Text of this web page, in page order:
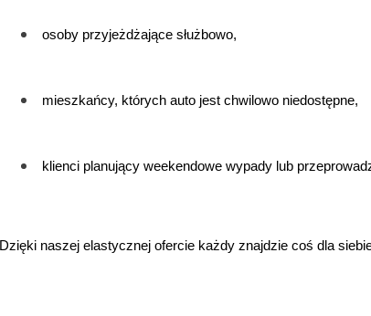
osoby przyjeżdżające służbowo,
mieszkańcy, których auto jest chwilowo niedostępne,
klienci planujący weekendowe wypady lub
Dzięki naszej elastycznej ofercie każdy znajdzie coś dla